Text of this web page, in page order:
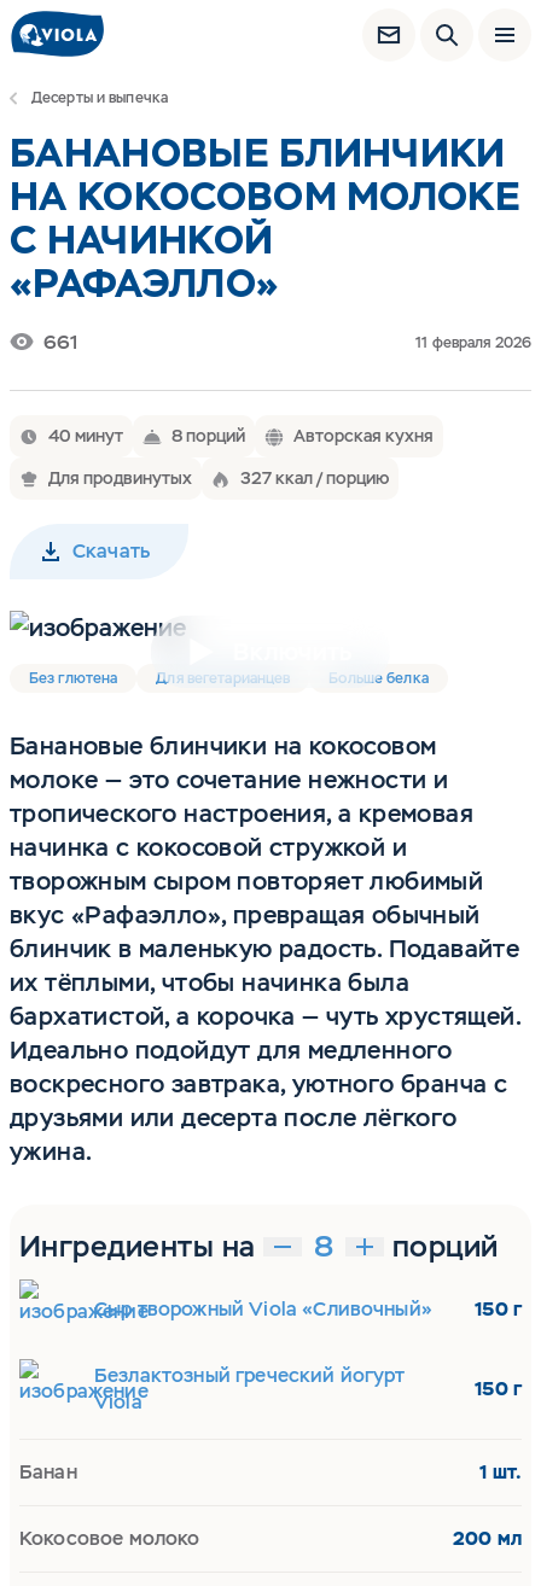
Десерты и выпечка
БАНАНОВЫЕ БЛИНЧИКИ
НА КОКОСОВОМ МОЛОКЕ
С НАЧИНКОЙ
«РАФАЭЛЛО»
661 11 февраля 2026
40 минут 8 порций
Авторская кухня
Для продвинутых
327 ккал / порцию
Скачать
Без глютена Для вегетарианцев Больше белка
Банановые блинчики на кокосовом
молоке — это сочетание нежности и
тропического настроения, а кремовая
начинка с кокосовой стружкой и
творожным сыром повторяет любимый
вкус «Рафаэлло», превращая обычный
блинчик в маленькую радость. Подавайте
их тёплыми, чтобы начинка была
бархатистой, а корочка — чуть хрустящей.
Идеально подойдут для медленного
воскресного завтрака, уютного бранча с
друзьями или десерта после лёгкого
ужина.
Ингредиенты на порций
Сыр творожный Viola «Сливочный» 150 г
Безлактозный греческий йогурт
Viola
150 г
Банан 1 шт.
Кокосовое молоко 200 мл